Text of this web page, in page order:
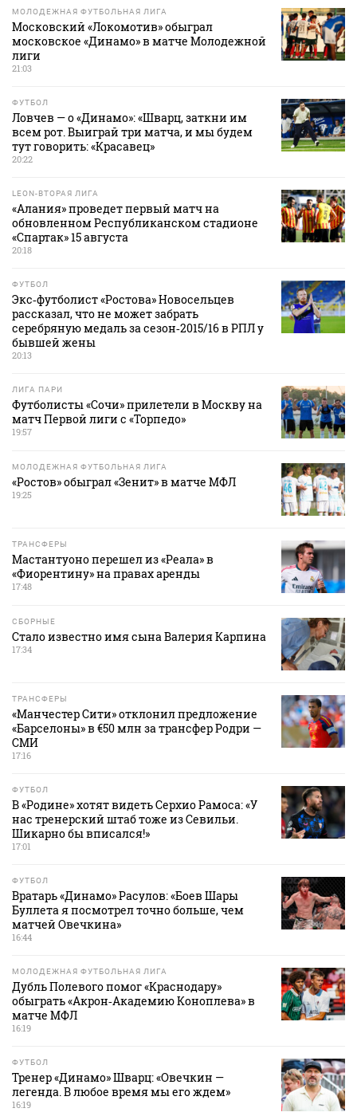
МОЛОДЕЖНАЯ ФУТБОЛЬНАЯ ЛИГА
Московский «Локомотив» обыграл
московское «Динамо» в матче Молодежной
лиги
21:03
ФУТБОЛ
Ловчев — о «Динамо»: «Шварц, заткни им
всем рот. Выиграй три матча, и мы будем
тут говорить: «Красавец»
20:22
LEON-ВТОРАЯ ЛИГА
«Алания» проведет первый матч на
обновленном Республиканском стадионе
«Спартак» 15 августа
20:18
ФУТБОЛ
Экс‑футболист «Ростова» Новосельцев
рассказал, что не может забрать
серебряную медаль за сезон‑2015/16 в РПЛ у
бывшей жены
20:13
ЛИГА ПАРИ
Футболисты «Сочи» прилетели в Москву на
матч Первой лиги с «Торпедо»
19:57
МОЛОДЕЖНАЯ ФУТБОЛЬНАЯ ЛИГА
«Ростов» обыграл «Зенит» в матче МФЛ
19:25
ТРАНСФЕРЫ
Мастантуоно перешел из «Реала» в
«Фиорентину» на правах аренды
17:48
СБОРНЫЕ
Стало известно имя сына Валерия Карпина
17:34
ТРАНСФЕРЫ
«Манчестер Сити» отклонил предложение
«Барселоны» в €50 млн за трансфер Родри —
СМИ
17:16
ФУТБОЛ
В «Родине» хотят видеть Серхио Рамоса: «У
нас тренерский штаб тоже из Севильи.
Шикарно бы вписался!»
17:01
ФУТБОЛ
Вратарь «Динамо» Расулов: «Боев Шары
Буллета я посмотрел точно больше, чем
матчей Овечкина»
16:44
МОЛОДЕЖНАЯ ФУТБОЛЬНАЯ ЛИГА
Дубль Полевого помог «Краснодару»
обыграть «Акрон‑Академию Коноплева» в
матче МФЛ
16:19
ФУТБОЛ
Тренер «Динамо» Шварц: «Овечкин —
легенда. В любое время мы его ждем»
16:19